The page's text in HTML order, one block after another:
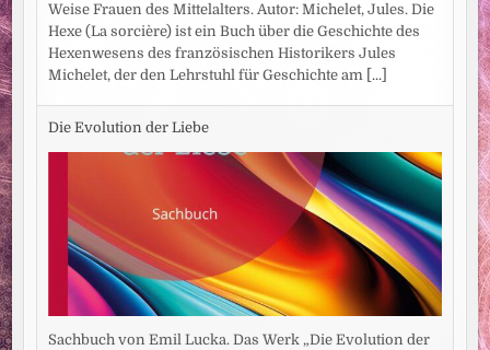
Weise Frauen des Mittelalters. Autor: Michelet, Jules. Die
Hexe (La sorcière) ist ein Buch über die Geschichte des
Hexenwesens des französischen Historikers Jules
Michelet, der den Lehrstuhl für Geschichte am [...]
Die Evolution der Liebe
Sachbuch von Emil Lucka. Das Werk „Die Evolution der